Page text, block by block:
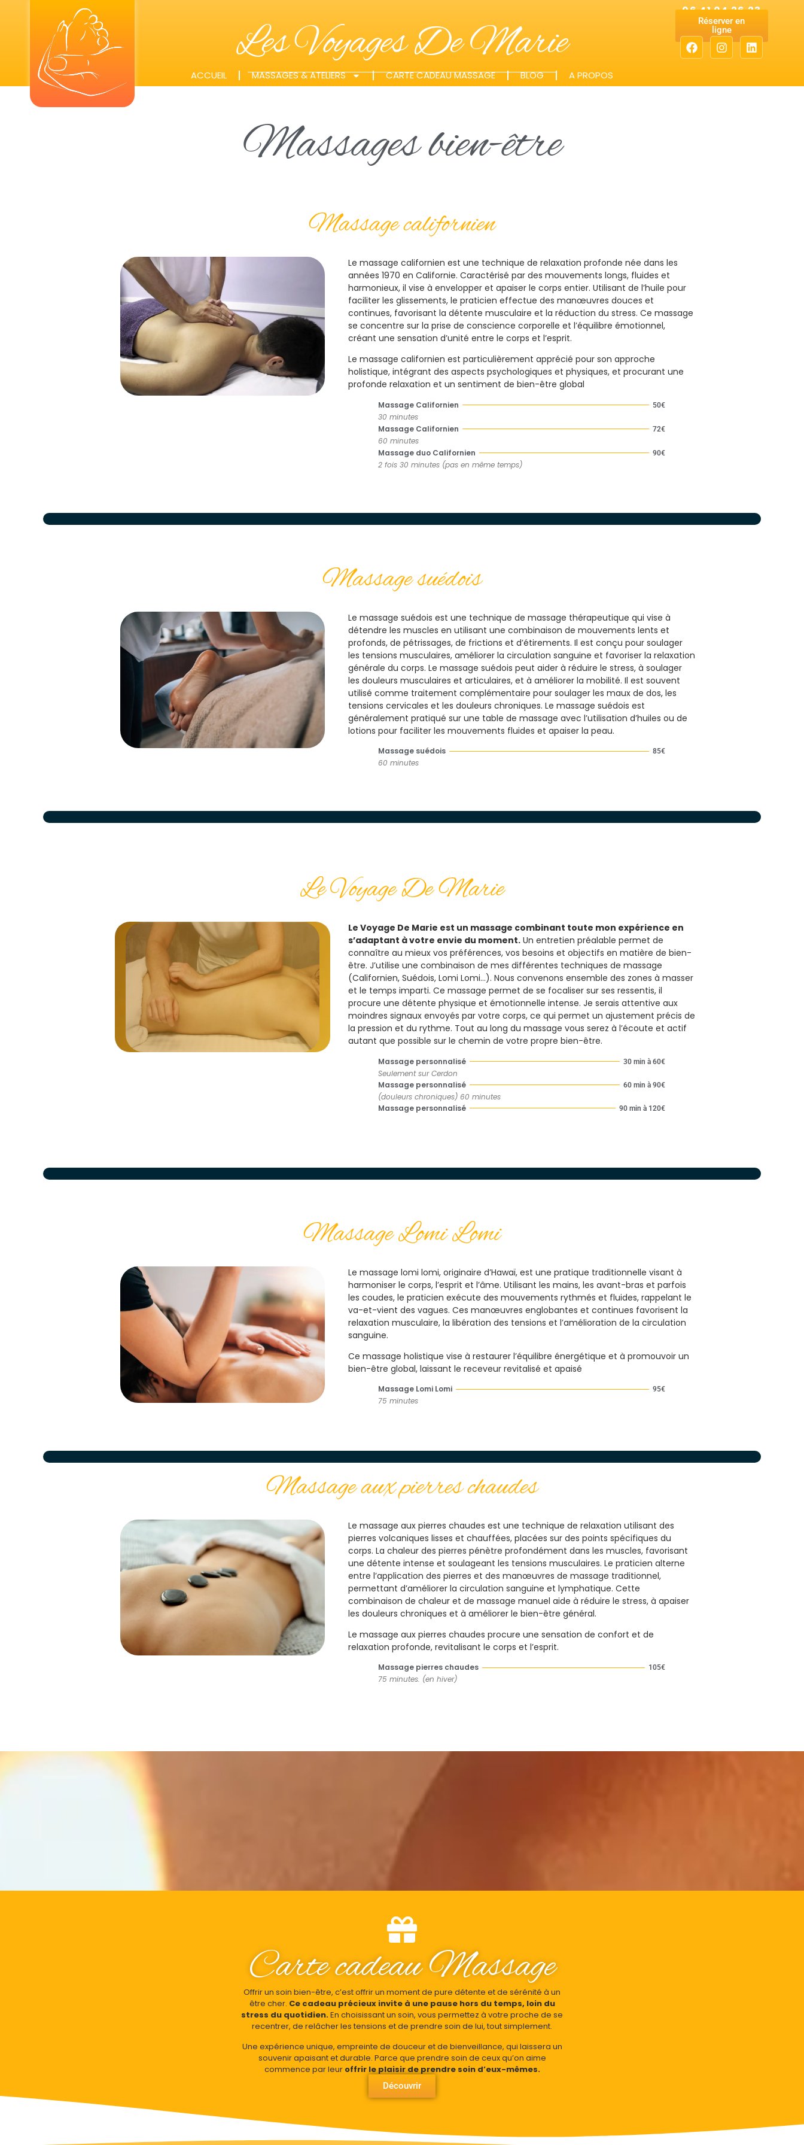
Les Voyages De Marie
ACCUEIL MASSAGES & ATELIERS CARTE CADEAU MASSAGE BLOG A PROPOS
06 41 04 26 23
Réserver en
ligne
Massages bien-être
Massage californien
Le massage californien est une technique de relaxation profonde née dans les
années 1970 en Californie. Caractérisé par des mouvements longs, fluides et
harmonieux, il vise à envelopper et apaiser le corps entier. Utilisant de l’huile pour
faciliter les glissements, le praticien effectue des manœuvres douces et
continues, favorisant la détente musculaire et la réduction du stress. Ce massage
se concentre sur la prise de conscience corporelle et l’équilibre émotionnel,
créant une sensation d’unité entre le corps et l’esprit.
Le massage californien est particulièrement apprécié pour son approche
holistique, intégrant des aspects psychologiques et physiques, et procurant une
profonde relaxation et un sentiment de bien-être global
Massage Californien 50€
30 minutes
Massage Californien
72€
60 minutes
Massage duo Californien
90€
2 fois 30 minutes (pas en même temps)
Massage suédois
Le massage suédois est une technique de massage thérapeutique qui vise à
détendre les muscles en utilisant une combinaison de mouvements lents et
profonds, de pétrissages, de frictions et d’étirements. Il est conçu pour soulager
les tensions musculaires, améliorer la circulation sanguine et favoriser la relaxation
générale du corps. Le massage suédois peut aider à réduire le stress, à soulager
les douleurs musculaires et articulaires, et à améliorer la mobilité. Il est souvent
utilisé comme traitement complémentaire pour soulager les maux de dos, les
tensions cervicales et les douleurs chroniques. Le massage suédois est
généralement pratiqué sur une table de massage avec l’utilisation d’huiles ou de
lotions pour faciliter les mouvements fluides et apaiser la peau.
Massage suédois 85€
60 minutes
Le Voyage De Marie
Le Voyage De Marie est un massage combinant toute mon expérience en
s’adaptant à votre envie du moment. Un entretien préalable permet de
connaître au mieux vos préférences, vos besoins et objectifs en matière de bien-
être. J’utilise une combinaison de mes différentes techniques de massage
(Californien, Suédois, Lomi Lomi…). Nous convenons ensemble des zones à masser
et le temps imparti. Ce massage permet de se focaliser sur ses ressentis, il
procure une détente physique et émotionnelle intense. Je serais attentive aux
moindres signaux envoyés par votre corps, ce qui permet un ajustement précis de
la pression et du rythme. Tout au long du massage vous serez à l’écoute et actif
autant que possible sur le chemin de votre propre bien-être.
Massage personnalisé 30 min à 60€
Seulement sur Cerdon
Massage personnalisé
60 min à 90€
(douleurs chroniques) 60 minutes
Massage personnalisé
90 min à 120€
Massage Lomi Lomi
Le massage lomi lomi, originaire d’Hawaï, est une pratique traditionnelle visant à
harmoniser le corps, l’esprit et l’âme. Utilisant les mains, les avant-bras et parfois
les coudes, le praticien exécute des mouvements rythmés et fluides, rappelant le
va-et-vient des vagues. Ces manœuvres englobantes et continues favorisent la
relaxation musculaire, la libération des tensions et l’amélioration de la circulation
sanguine.
Ce massage holistique vise à restaurer l’équilibre énergétique et à promouvoir un
bien-être global, laissant le receveur revitalisé et apaisé
Massage Lomi Lomi 95€
75 minutes
Massage aux pierres chaudes
Le massage aux pierres chaudes est une technique de relaxation utilisant des
pierres volcaniques lisses et chauffées, placées sur des points spécifiques du
corps. La chaleur des pierres pénètre profondément dans les muscles, favorisant
une détente intense et soulageant les tensions musculaires. Le praticien alterne
entre l’application des pierres et des manœuvres de massage traditionnel,
permettant d’améliorer la circulation sanguine et lymphatique. Cette
combinaison de chaleur et de massage manuel aide à réduire le stress, à apaiser
les douleurs chroniques et à améliorer le bien-être général.
Le massage aux pierres chaudes procure une sensation de confort et de
relaxation profonde, revitalisant le corps et l’esprit.
Massage pierres chaudes 105€
75 minutes. (en hiver)
Carte cadeau Massage
Offrir un soin bien-être, c’est offrir un moment de pure détente et de sérénité à un
être cher. Ce cadeau précieux invite à une pause hors du temps, loin du
stress du quotidien.En choisissant un soin, vous permettez à votre proche de se
recentrer, de relâcher les tensions et de prendre soin de lui, tout simplement.
Une expérience unique, empreinte de douceur et de bienveillance, qui laissera un
souvenir apaisant et durable. Parce que prendre soin de ceux qu’on aime
commence par leur offrir le plaisir de prendre soin d’eux-mêmes.
Découvrir